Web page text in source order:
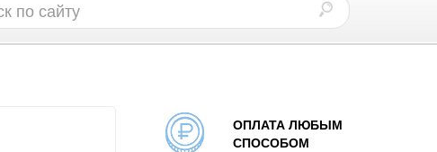
ОПЛАТА ЛЮБЫМ
СПОСОБОМ